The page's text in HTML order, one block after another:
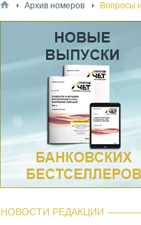
Архив номеров Вопросы
НОВОСТИ РЕДАКЦИИ